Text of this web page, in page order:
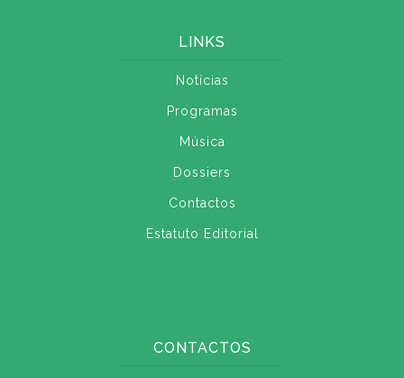
LINKS
Notícias
Programas
Música
Dossiers
Contactos
Estatuto Editorial
CONTACTOS